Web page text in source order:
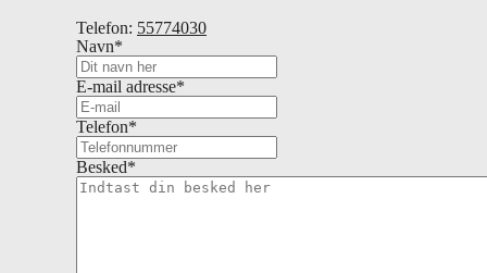
Telefon: 55774030
Navn*
E-mail adresse*
Telefon*
Besked*